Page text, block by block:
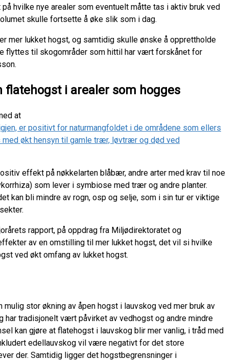
hvilke nye arealer som eventuelt måtte tas i aktiv bruk ved
skulle fortsette å øke slik som i dag.
mer lukket hogst, og samtidig skulle ønske å opprettholde
flyttes til skogområder som hittil har vært forskånet for
flatehogst i arealer som hogges
at
er positivt for naturmangfoldet i de områdene som ellers
økt hensyn til gamle trær, løvtrær og død ved
effekt på nøkkelarten blåbær, andre arter med krav til noe
som lever i symbiose med trær og andre planter.
kan bli mindre av rogn, osp og selje, som i sin tur er viktige
rapport, på oppdrag fra Miljødirektoratet og
av en omstilling til mer lukket hogst, det vil si hvilke
ved økt omfang av lukket hogst.
stor økning av åpen hogst i lauvskog ved mer bruk av
har tradisjonelt vært påvirket av vedhogst og andre mindre
kan gjøre at flatehogst i lauvskog blir mer vanlig, i tråd med
edellauvskog vil være negativt for det store
der. Samtidig ligger det hogstbegrensninger i